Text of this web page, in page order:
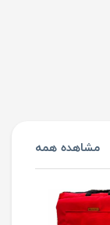
مشاهده همه